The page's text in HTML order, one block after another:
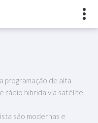
programação de alta
rádio hibrida via satélite
são modernas e